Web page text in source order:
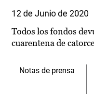
12 de Junio de 2020
Todos los fondos
cuarentena de
Notas de prensa